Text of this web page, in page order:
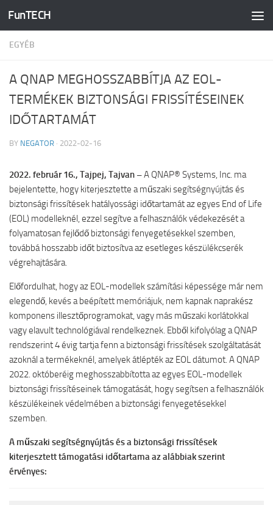
Skip to content
FunTECH
EGYÉB
A QNAP MEGHOSSZABBÍTJA AZ EOL-
TERMÉKEK BIZTONSÁGI FRISSÍTÉSEINEK
IDŐTARTAMÁT
BY NEGATOR · 2022-02-16
2022. február 16., Tajpej, Tajvan –A QNAP® Systems, Inc. ma
bejelentette, hogy kiterjesztette a műszaki segítségnyújtás és
biztonsági frissítések hatályossági időtartamát az egyes End of Life
(EOL) modelleknél, ezzel segítve a felhasználók védekezését a
folyamatosan fejlődő biztonsági fenyegetésekkel szemben,
továbbá hosszabb időt biztosítva az esetleges készülékcserék
végrehajtására.
Előfordulhat, hogy az EOL-modellek számítási képessége már nem
elegendő, kevés a beépített memóriájuk, nem kapnak naprakész
komponens illesztőprogramokat, vagy más műszaki korlátokkal
vagy elavult technológiával rendelkeznek. Ebből kifolyólag a QNAP
rendszerint 4 évig tartja fenn a biztonsági frissítések szolgáltatását
azoknál a termékeknél, amelyek átlépték az EOL dátumot. A QNAP
2022. októberéig meghosszabbította az egyes EOL-modellek
biztonsági frissítéseinek támogatását, hogy segítsen a felhasználók
készülékeinek védelmében a biztonsági fenyegetésekkel
szemben.
A műszaki segítségnyújtás és a biztonsági frissítések
kiterjesztett támogatási időtartama az alábbiak szerint
érvényes: